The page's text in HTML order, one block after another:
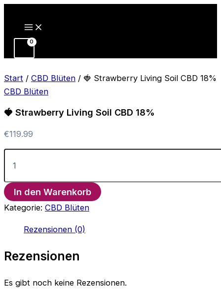
Inhalt
springen
Start / CBD Blüten / 🍓 Strawberry Living Soil CBD 18%
CBD Blüten
🍓 Strawberry Living Soil CBD 18%
€119.99
🍓
Strawberry
Soil
CBD
18%
Menge
In den Warenkorb
Kategorie: CBD Blüten
Rezensionen (0)
Rezensionen
Es gibt noch keine Rezensionen.